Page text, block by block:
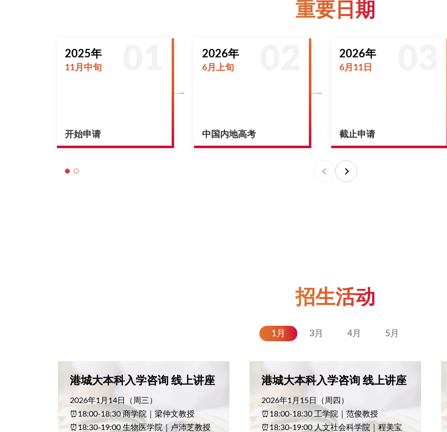
重要日期
2025年
11月中旬
开始申请
2026年
6月上旬
中国内地高考
2026年
6月11日
截止申请
招生活动
1月 3月 4月 5月
港城大本科入学咨询 线上讲座
2026年1月14日（周三）
⏰18:00-18:30 商学院｜梁仲文教授
⏰18:30-19:00 生物医学院｜卢沛芝教授
港城大本科入学咨询 线上讲座
2026年1月15日（周四）
⏰18:00-18:30 工学院｜范俊教授
⏰18:30-19:00 人文社会科学院｜程美宝